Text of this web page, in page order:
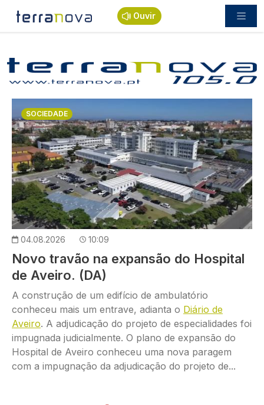
Passar para o conteúdo principal
Ouvir
Imagem
SOCIEDADE
04.08.2026 10:09
Novo travão na expansão do Hospital
de Aveiro. (DA)
A construção de um edifício de ambulatório
conheceu mais um entrave, adianta o Diário de
Aveiro. A adjudicação do projeto de especialidades foi
impugnada judicialmente. O plano de expansão do
Hospital de Aveiro conheceu uma nova paragem
com a impugnação da adjudicação do projeto de...